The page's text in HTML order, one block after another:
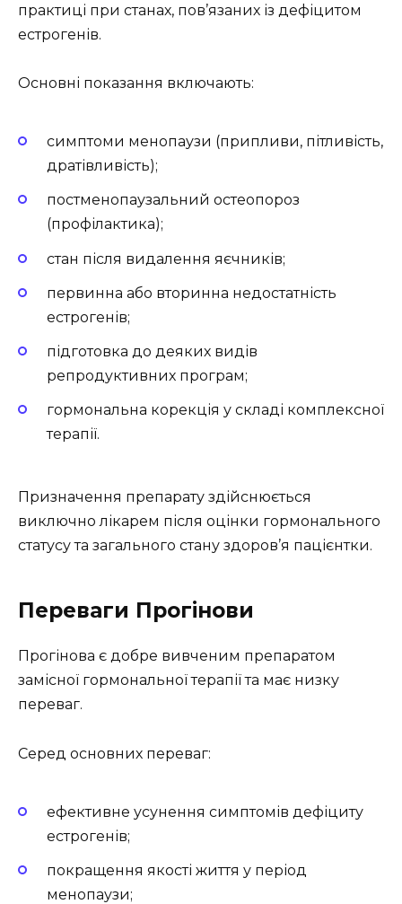
практиці при станах, пов’язаних із дефіцитом
естрогенів.
Основні показання включають:
симптоми менопаузи (припливи, пітливість,
дратівливість);
постменопаузальний остеопороз
(профілактика);
стан після видалення яєчників;
первинна або вторинна недостатність
естрогенів;
підготовка до деяких видів
репродуктивних програм;
гормональна корекція у складі комплексної
терапії.
Призначення препарату здійснюється
виключно лікарем після оцінки гормонального
статусу та загального стану здоров’я пацієнтки.
Переваги Прогінови
Прогінова є добре вивченим препаратом
замісної гормональної терапії та має низку
переваг.
Серед основних переваг:
ефективне усунення симптомів дефіциту
естрогенів;
покращення якості життя у період
менопаузи;